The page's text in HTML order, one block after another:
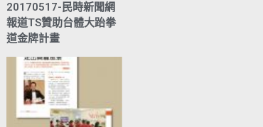
20170517-民時新聞網
報道TS贊助台體大跆拳
道金牌計畫